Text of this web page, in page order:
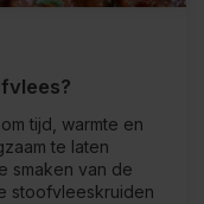
tijd, warmte en
te laten
smaken van de
stoofvleeskruiden